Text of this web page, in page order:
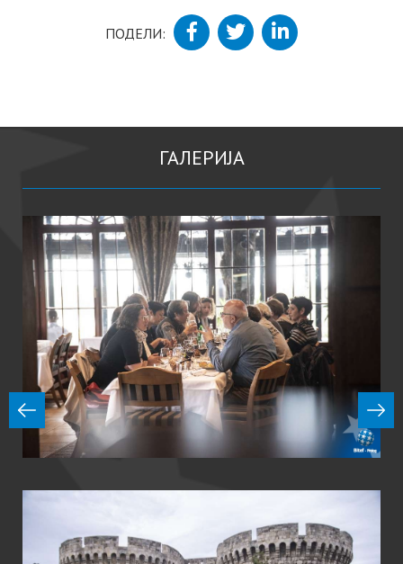
ПОДЕЛИ:
ГАЛЕРИЈА